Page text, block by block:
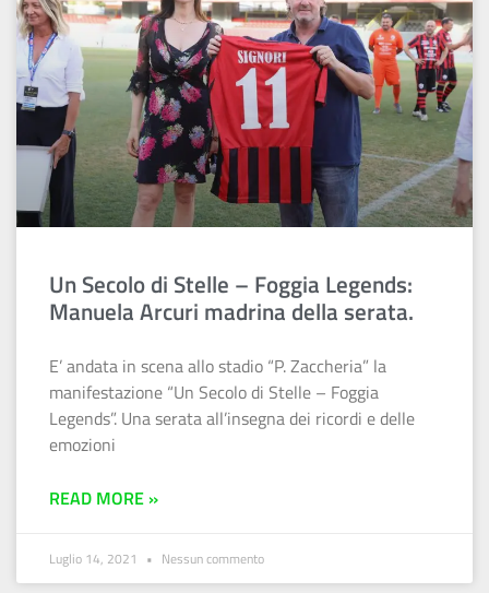
Un Secolo di Stelle – Foggia Legends:
Manuela Arcuri madrina della serata.
E’ andata in scena allo stadio “P. Zaccheria” la
manifestazione “Un Secolo di Stelle – Foggia
Legends”. Una serata all’insegna dei ricordi e delle
emozioni
READ MORE »
Luglio 14, 2021 Nessun commento